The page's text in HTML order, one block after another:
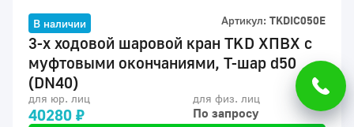
В наличии Артикул: TKDIC050E
3-х ходовой шаровой кран TKD ХПВХ с
муфтовыми окончаниями, Т-шар d50
(DN40)
для юр. лиц
40280 ₽
для физ. лиц
По запросу